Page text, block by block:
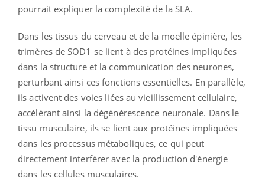
pourrait expliquer la complexité de la SLA.
Dans les tissus du cerveau et de la moelle épinière, les
trimères de SOD1 se lient à des protéines impliquées
dans la structure et la communication des neurones,
perturbant ainsi ces fonctions essentielles. En parallèle,
ils activent des voies liées au vieillissement cellulaire,
accélérant ainsi la dégénérescence neuronale. Dans le
tissu musculaire, ils se lient aux protéines impliquées
dans les processus métaboliques, ce qui peut
directement interférer avec la production d'énergie
dans les cellules musculaires.